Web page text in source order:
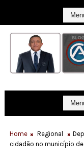
Home Regional
cidadão no município